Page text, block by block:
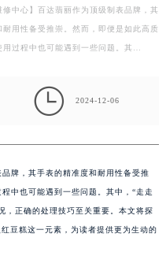
修中心】百达翡丽作为顶级制表品牌，其
耐用性备受推崇。然而，即便是如此高质
用过程中也可能遇到一些问题。其
 2024-12-06
牌，其手表的精准度和耐用性备受推
中也可能遇到一些问题。其中，“走走
，正确的处理技巧至关重要。本文将探
豆糕这一元素，为读者提供更为生动的